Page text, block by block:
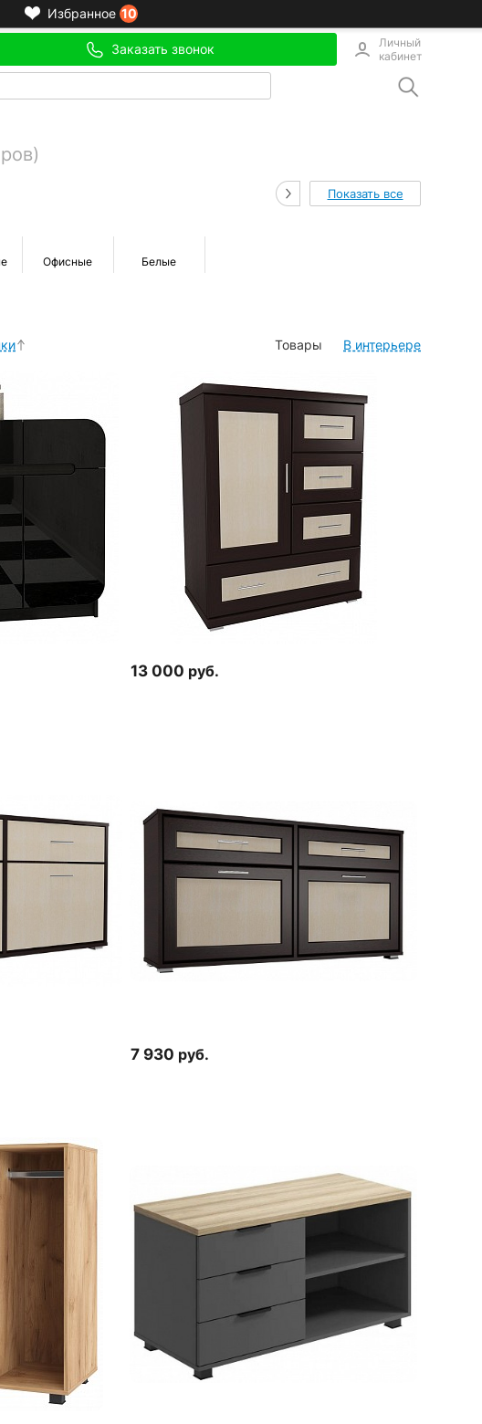
Избранное 10
Заказать звонок
Личный
кабинет
Показать все
Офисные Белые
Товары В интерьере
13 000 руб.
7 930 руб.